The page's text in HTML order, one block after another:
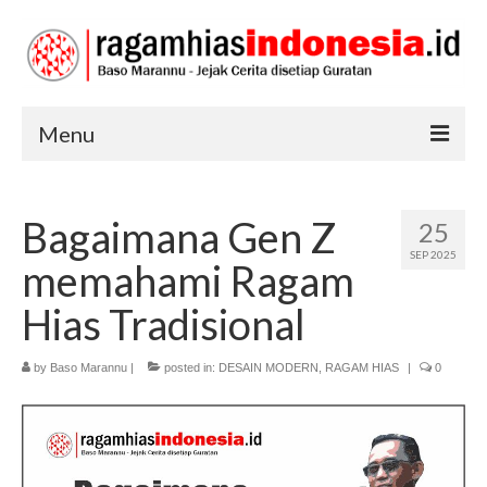
Menu
SENI DAN BUDAYA
TRADISI
25
SEP 2025
Bagaimana Gen Z
memahami Ragam
Hias Tradisional
by Baso Marannu | posted in: DESAIN MODERN RAGAM HIAS | 0